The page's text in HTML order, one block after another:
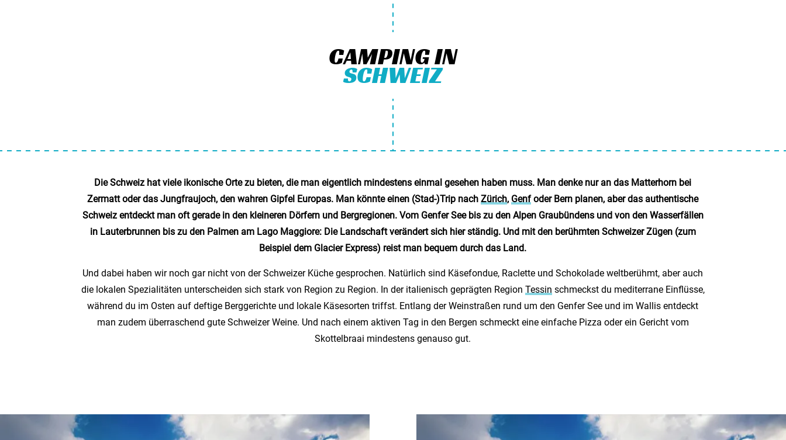
CAMPING IN
SCHWEIZ
Die Schweiz hat viele ikonische Orte zu bieten, die man eigentlich mindestens einmal gesehen haben muss. Man denke nur an das Matterhorn bei
Zermatt oder das Jungfraujoch, den wahren Gipfel Europas. Man könnte einen (Stad-)Trip nachZürich, Genfoder Bern planen, aber das authentische
Schweiz entdeckt man oft gerade in den kleineren Dörfern und Bergregionen. Vom Genfer See bis zu den Alpen Graubündens und von den Wasserfällen
in Lauterbrunnen bis zu den Palmen am Lago Maggiore: Die Landschaft verändert sich hier ständig. Und mit den berühmten Schweizer Zügen (zum
Beispiel dem Glacier Express) reist man bequem durch das Land.
Und dabei haben wir noch gar nicht von der Schweizer Küche gesprochen. Natürlich sind Käsefondue, Raclette und Schokolade weltberühmt, aber auch
die lokalen Spezialitäten unterscheiden sich stark von Region zu Region. In der italienisch geprägten Region Tessin schmeckst du mediterrane Einflüsse,
während du im Osten auf deftige Berggerichte und lokale Käsesorten triffst. Entlang der Weinstraßen rund um den Genfer See und im Wallis entdeckt
man zudem überraschend gute Schweizer Weine. Und nach einem aktiven Tag in den Bergen schmeckt eine einfache Pizza oder ein Gericht vom
Skottelbraai mindestens genauso gut.